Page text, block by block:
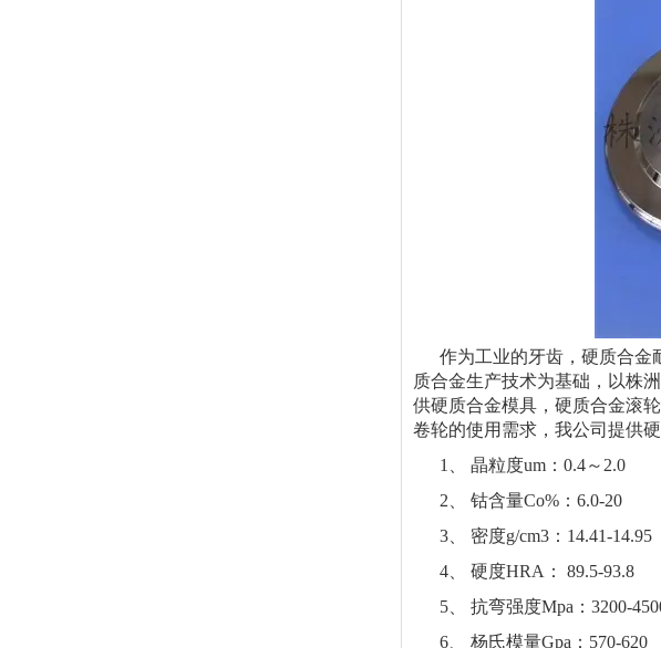
作为工业的牙齿，硬质合金
质合金生产技术为基础，以株
供硬质合金模具，硬质合金滚
卷轮的使用需求，我公司提供
1、 晶粒度um：0.4～2.0
2、 钴含量Co%：6.0-20
3、 密度g/cm3：14.41-14.95
4、 硬度HRA： 89.5-93.8
5、 抗弯强度Mpa：3200-
6、 杨氏模量Gpa：570-620